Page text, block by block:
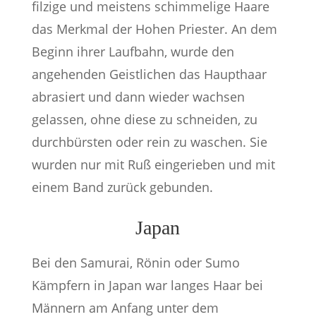
filzige und meistens schimmelige Haare
das Merkmal der Hohen Priester. An dem
Beginn ihrer Laufbahn, wurde den
angehenden Geistlichen das Haupthaar
abrasiert und dann wieder wachsen
gelassen, ohne diese zu schneiden, zu
durchbürsten oder rein zu waschen. Sie
wurden nur mit Ruß eingerieben und mit
einem Band zurück gebunden.
Japan
Bei den Samurai, Rönin oder Sumo
Kämpfern in Japan war langes Haar bei
Männern am Anfang unter dem